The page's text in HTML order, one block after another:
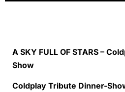
A SKY FULL OF STARS –
Show
Coldplay Tribute Dinner-